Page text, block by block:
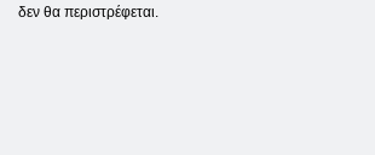
δεν θα περιστρέφεται.